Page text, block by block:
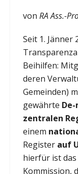
von RA Ass.-
Seit 1.
Beihilfen:
deren
Gemeinden)
gewährte
zentralen
einem
Register auf
hierfür ist
Kommission,